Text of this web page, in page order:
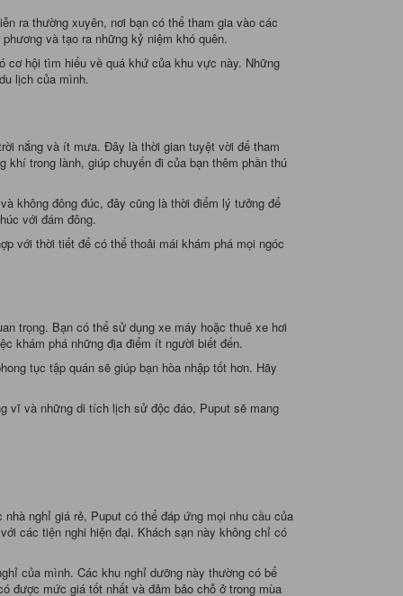
ra thường xuyên, nơi bạn có thể tham gia vào các
và tạo ra những kỷ niệm khó quên.
cơ hội tìm hiểu về quá khứ của khu vực này. Những
lịch của mình.
nắng và ít mưa. Đây là thời gian tuyệt vời để tham
trong lành, giúp chuyến đi của bạn thêm phần thú
không đông đúc, đây cũng là thời điểm lý tưởng để
với đám đông.
với thời tiết để có thể thoải mái khám phá mọi ngóc
trọng. Bạn có thể sử dụng xe máy hoặc thuê xe hơi
khám phá những địa điểm ít người biết đến.
tục tập quán sẽ giúp bạn hòa nhập tốt hơn. Hãy
vĩ và những di tích lịch sử độc đáo, Puput sẽ mang
nghỉ giá rẻ, Puput có thể đáp ứng mọi nhu cầu của
các tiện nghi hiện đại. Khách sạn này không chỉ có
của mình. Các khu nghỉ dưỡng này thường có bể
được mức giá tốt nhất và đảm bảo chỗ ở trong mùa